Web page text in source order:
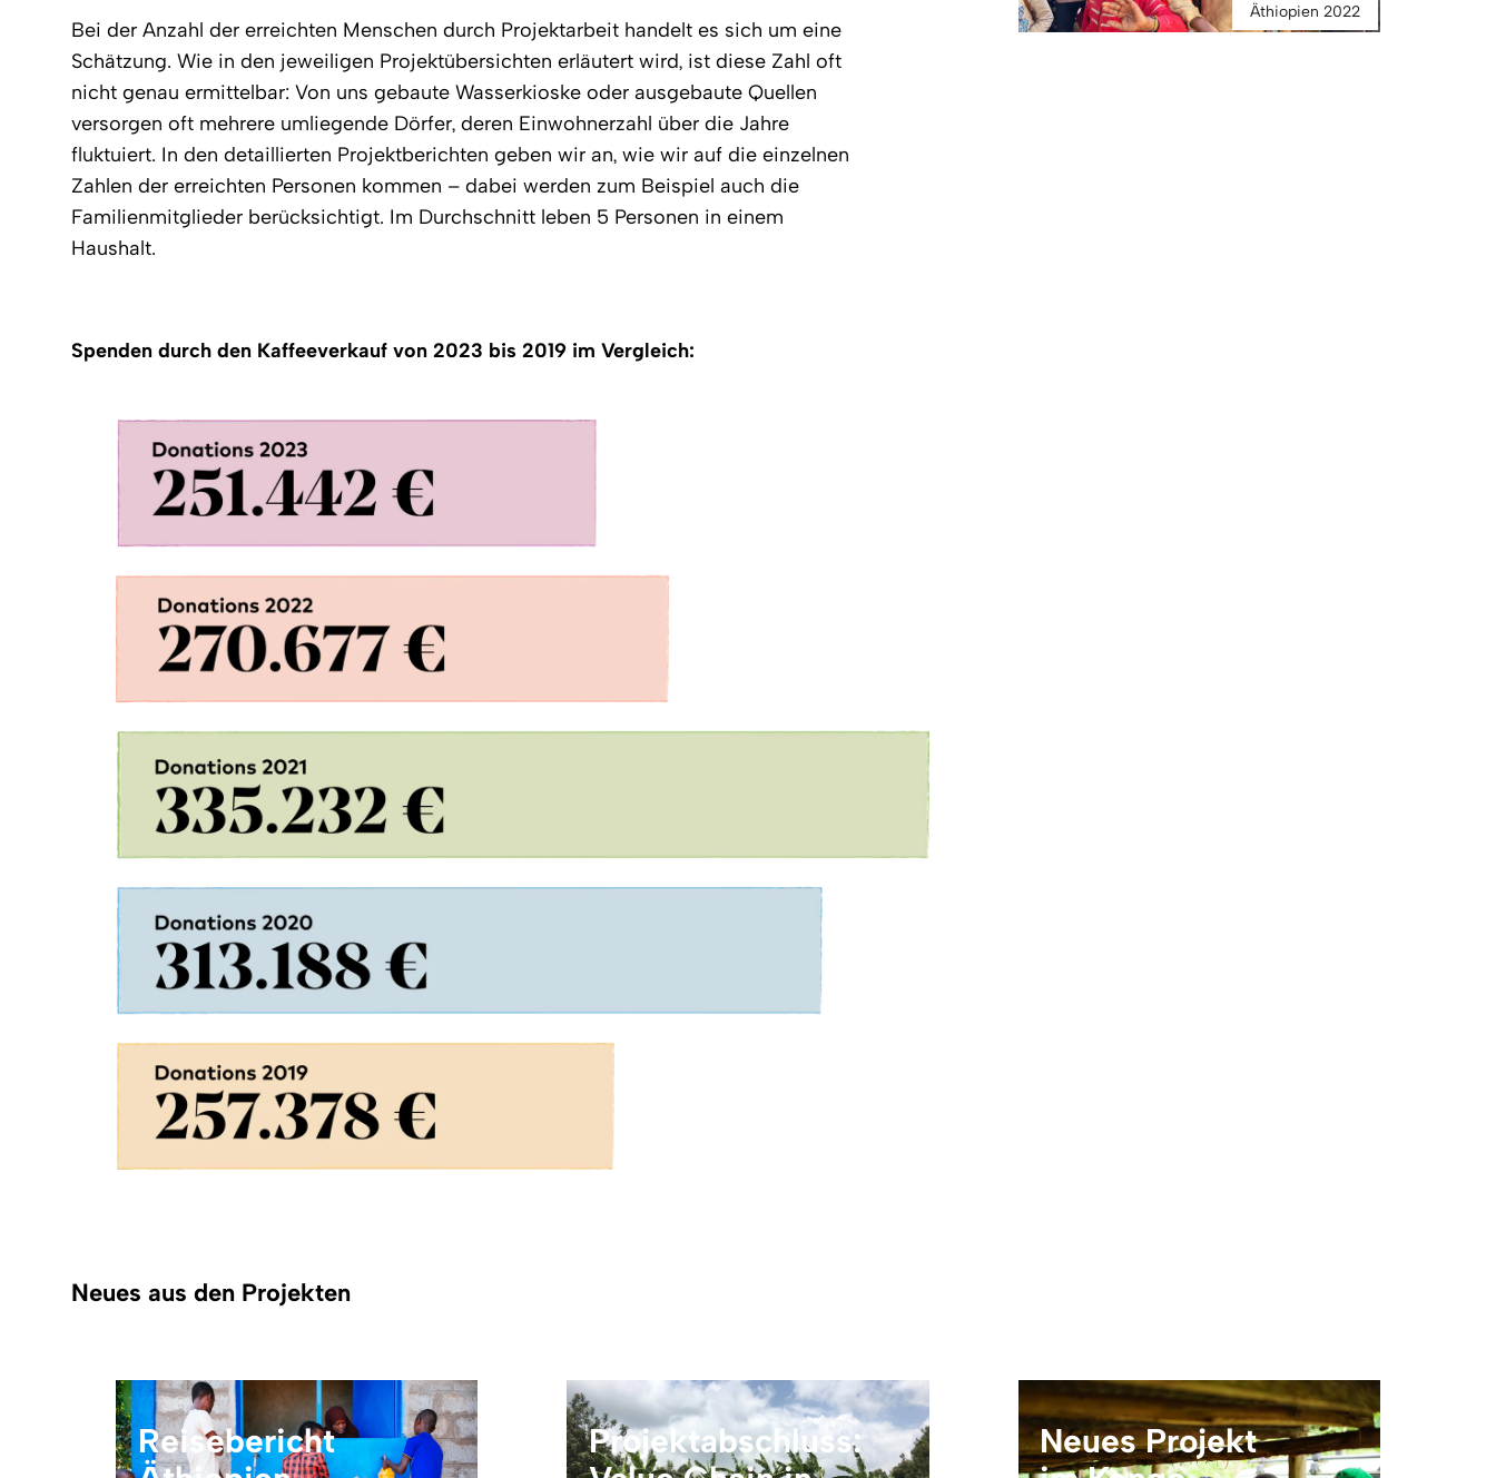
Bei der Anzahl der erreichten Menschen durch Projektarbeit handelt es sich um eine
Schätzung. Wie in den jeweiligen Projektübersichten erläutert wird, ist diese Zahl oft
nicht genau ermittelbar: Von uns gebaute Wasserkioske oder ausgebaute Quellen
versorgen oft mehrere umliegende Dörfer, deren Einwohnerzahl über die Jahre
fluktuiert. In den detaillierten Projektberichten geben wir an, wie wir auf die einzelnen
Zahlen der erreichten Personen kommen – dabei werden zum Beispiel auch die
Familienmitglieder berücksichtigt. Im Durchschnitt leben 5 Personen in einem
Haushalt.
Äthiopien 2022
Spenden durch den Kaffeeverkauf von 2023 bis 2019 im Vergleich:
Neues aus den Projekten
Reisebericht
Projektabschluss:
Neues Projekt